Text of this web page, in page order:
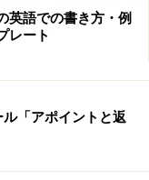
くなる場合がある
ックですが、この
、たとえ国内のみ
中小規模の国内企
英語での書き方・例
レート
「アポイントと返